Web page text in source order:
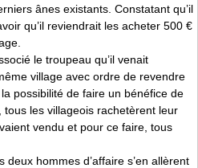
ânes existants. Constatant qu’il
qu’il reviendrait les acheter 500 €
le troupeau qu’il venait
village avec ordre de revendre
la possibilité de faire un bénéfice de
les villageois rachetèrent leur
vendu et pour ce faire, tous
deux hommes d’affaire s’en allèrent